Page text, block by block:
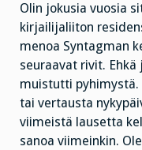
Olin jokusia vuosia
kirjailijaliiton
menoa Syntagman
seuraavat rivit.
muistutti pyhimystä.
tai vertausta
viimeistä lausetta
sanoa viimeinkin.